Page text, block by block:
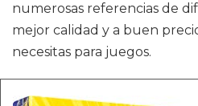
numerosas referencias de
mejor calidad y a buen
necesitas para juegos.